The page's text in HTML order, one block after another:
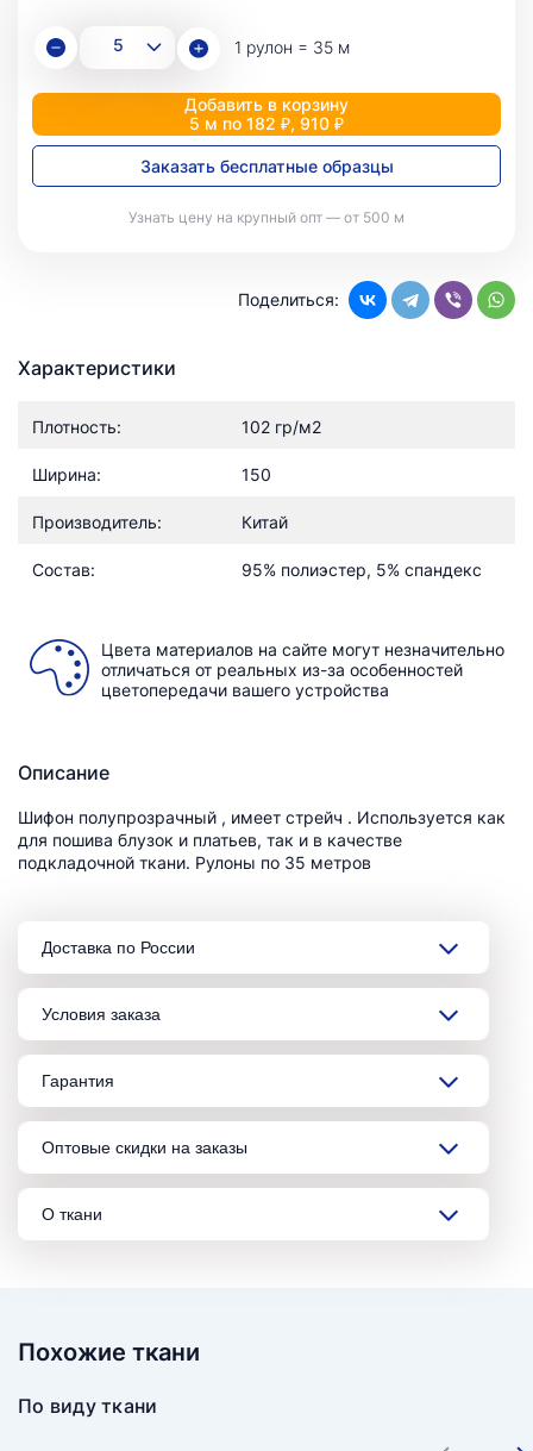
1 рулон = 35 м
Добавить в корзину
5 м по 182 ₽, 910 ₽
Заказать бесплатные образцы
Узнать цену на крупный опт — от 500 м
Поделиться:
Характеристики
Плотность: 102 гр/м2
Ширина: 150
Производитель: Китай
Состав: 95% полиэстер, 5% спандекс
Цвета материалов на сайте могут незначительно
отличаться от реальных из-за особенностей
цветопередачи вашего устройства
Описание
Шифон полупрозрачный , имеет стрейч . Используется как
для пошива блузок и платьев, так и в качестве
подкладочной ткани. Рулоны по 35 метров
Доставка по России
Условия заказа
Гарантия
Оптовые скидки на заказы
О ткани
Похожие ткани
По виду ткани